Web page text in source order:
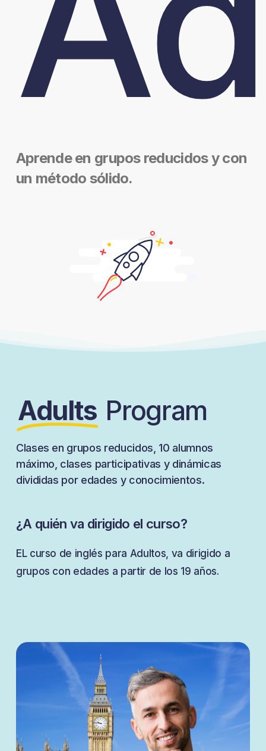
Aprende en grupos reducidos y con
un método sólido.
Adults Program
Clases en grupos reducidos, 10 alumnos
máximo, clases participativas y dinámicas
divididas por edades y conocimientos.
¿A quién va dirigido el curso?
EL curso de inglés para Adultos, va dirigido a
grupos con edades a partir de los 19 años.